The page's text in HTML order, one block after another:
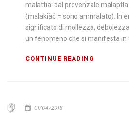
malattia: dal provenzale
(malakiàô = sono ammalato). In
significato di mollezza,
un fenomeno che si manifesta in
CONTINUE READING
01/04/2018